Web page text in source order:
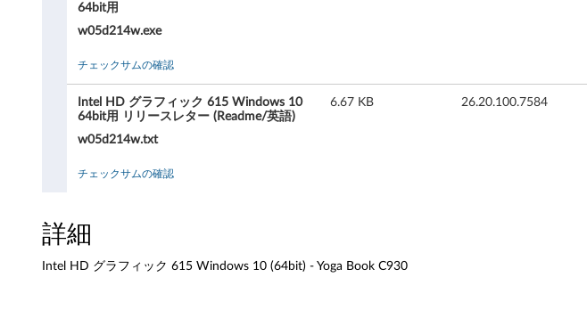
ッ
5
W
64bit用
w05d214w.exe
チェックサムの確認
Intel HD グラフィック 615 Windows 10
64bit用 リリースレター (Readme/英語)
w05d214w.txt
6.67 KB 26.20.100.7584
チェックサムの確認
詳細
Intel HD グラフィック 615 Windows 10 (64bit) - Yoga Book C930